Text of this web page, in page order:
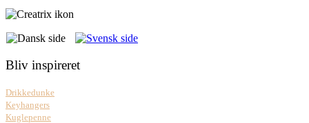
Bliv inspireret
Drikkedunke
Keyhangers
Kuglepenne